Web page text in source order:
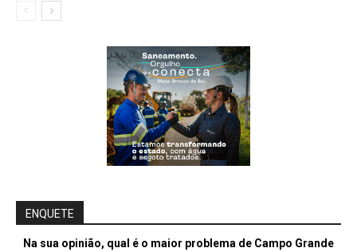
ENQUETE
Na sua opinião, qual é o maior problema de Campo Grande